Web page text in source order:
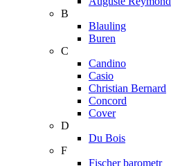
B
Blauling
Buren
C
Candino
Casio
Christian Bernard
Concord
Cover
D
Du Bois
F
Fischer barometr